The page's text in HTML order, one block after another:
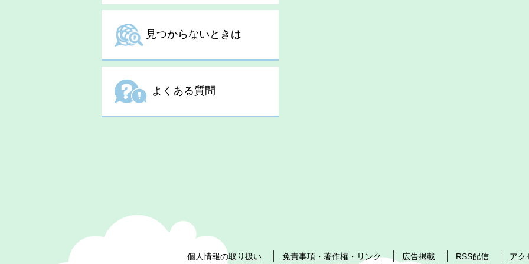
見つからないときは
よくある質問
個人情報の取り扱い 免責事項・著作権・リンク 広告掲載 RSS配信 アク